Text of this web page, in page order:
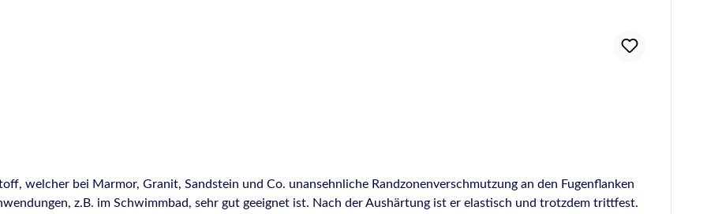
welcher bei Marmor, Granit, Sandstein und Co. unansehnliche Randzonenverschmutzung an den Fugenflanken
z.B. im Schwimmbad, sehr gut geeignet ist. Nach der Aushärtung ist er elastisch und trotzdem trittfest.